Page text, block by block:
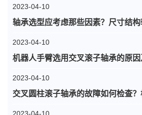
2023-04-10
轴承选型应考虑那些因素？尺寸结
2023-04-10
机器人手臂选用交叉滚子轴承的原
2023-04-10
交叉圆柱滚子轴承的故障如何检查
2023-04-10